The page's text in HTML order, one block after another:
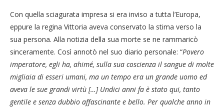
Con quella sciagurata impresa si era inviso a tutta l’Europa,
eppure la regina Vittoria aveva conservato la stima verso la
sua persona. Alla notizia della sua morte se ne rammaricò
sinceramente. Così annotò nel suo diario personale: “Povero
imperatore, egli ha, ahimé, sulla sua coscienza il sangue di molte
migliaia di esseri umani, ma un tempo era un grande uomo ed
aveva le sue grandi virtù […] Undici anni fa è stato qui, tanto
gentile e senza dubbio affascinante e bello. Per qualche anno in